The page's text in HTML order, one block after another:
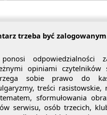
trzeba być
odpowiedzialności
opiniami czytelników
sobie prawo do
treści rasistowskie,
sformułowania
serwisu, osób trzecich,